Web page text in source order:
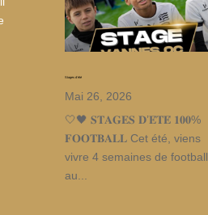
Stages d’été
Mai 26, 2026
🤍🖤 𝐒𝐓𝐀𝐆𝐄𝐒 𝐃’𝐄́𝐓𝐄́ 𝟏𝟎𝟎%
𝐅𝐎𝐎𝐓𝐁𝐀𝐋𝐋 Cet été, viens
vivre 4 semaines de football
au...